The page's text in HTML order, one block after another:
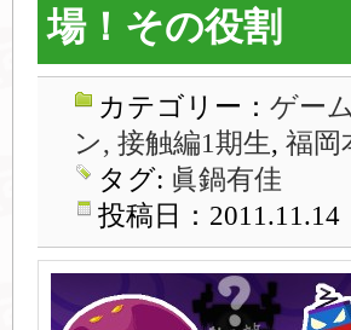
場！その役割
カテゴリー： ゲー
ン, 接触編1期生, 福岡
タグ: 眞鍋有佳
投稿日：2011.11.14